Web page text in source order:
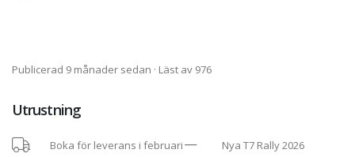
Publicerad 9 månader sedan · Läst av 976
Utrustning
Boka för leverans i februari Nya T7 Rally 2026